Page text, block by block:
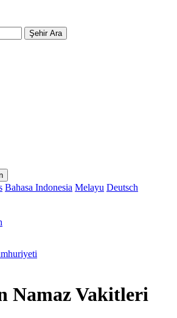
Şehir Ara
Bahasa Indonesia Melayu Deutsch
Namaz Vakitleri